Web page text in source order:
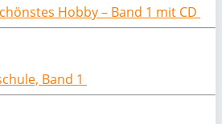
Hobby – Band 1 mit CD
Band 1